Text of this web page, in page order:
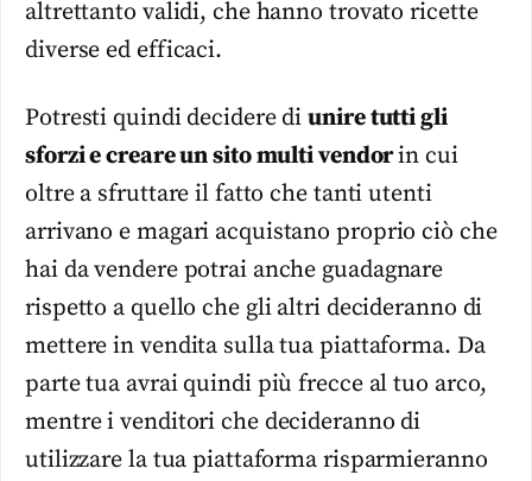
altrettanto validi, che hanno trovato ricette
diverse ed efficaci.
Potresti quindi decidere diunire tutti gli
sforzi e creare un sito multi vendorin cui
oltre a sfruttare il fatto che tanti utenti
arrivano e magari acquistano proprio ciò che
hai da vendere potrai anche guadagnare
rispetto a quello che gli altri decideranno di
mettere in vendita sulla tua piattaforma. Da
parte tua avrai quindi più frecce al tuo arco,
mentre i venditori che decideranno di
utilizzare la tua piattaforma risparmieranno